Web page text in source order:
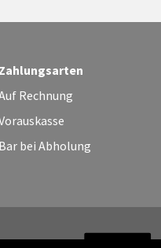
Zahlungsarten
Rechnung
Bar bei Abholung